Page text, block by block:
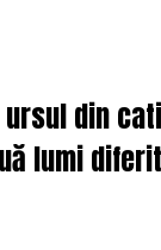
din
lumi